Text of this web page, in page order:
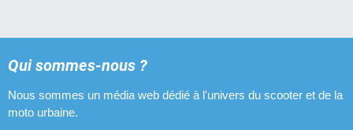
Qui sommes-nous ?
Nous sommes un média web dédié à l'univers du scooter et de la
moto urbaine.